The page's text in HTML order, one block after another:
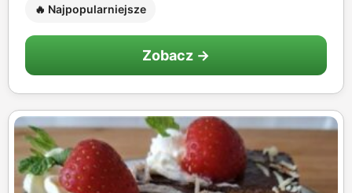
🔥 Najpopularniejsze
Zobacz →